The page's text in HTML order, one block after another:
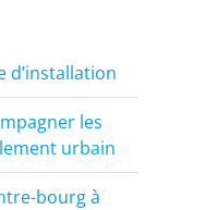
d’installation
les
urbain
bourg à